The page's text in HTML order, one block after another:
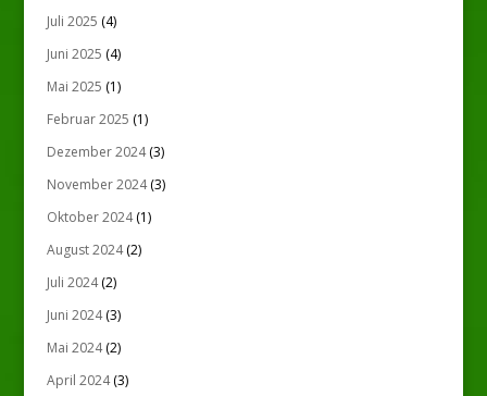
Juli 2025 (4)
Juni 2025 (4)
Mai 2025 (1)
Februar 2025 (1)
Dezember 2024(3)
November 2024(3)
Oktober 2024(1)
August 2024(2)
Juli 2024(2)
Juni 2024(3)
Mai 2024(2)
April 2024(3)